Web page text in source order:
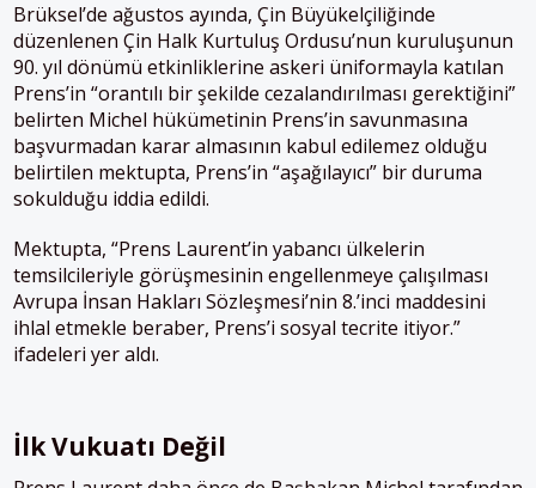
Brüksel’de ağustos ayında, Çin Büyükelçiliğinde
düzenlenen Çin Halk Kurtuluş Ordusu’nun kuruluşunun
90. yıl dönümü etkinliklerine askeri üniformayla katılan
Prens’in “orantılı bir şekilde cezalandırılması gerektiğini”
belirten Michel hükümetinin Prens’in savunmasına
başvurmadan karar almasının kabul edilemez olduğu
belirtilen mektupta, Prens’in “aşağılayıcı” bir duruma
sokulduğu iddia edildi.
Mektupta, “Prens Laurent’in yabancı ülkelerin
temsilcileriyle görüşmesinin engellenmeye çalışılması
Avrupa İnsan Hakları Sözleşmesi’nin 8.’inci maddesini
ihlal etmekle beraber, Prens’i sosyal tecrite itiyor.”
ifadeleri yer aldı.
İlk Vukuatı Değil